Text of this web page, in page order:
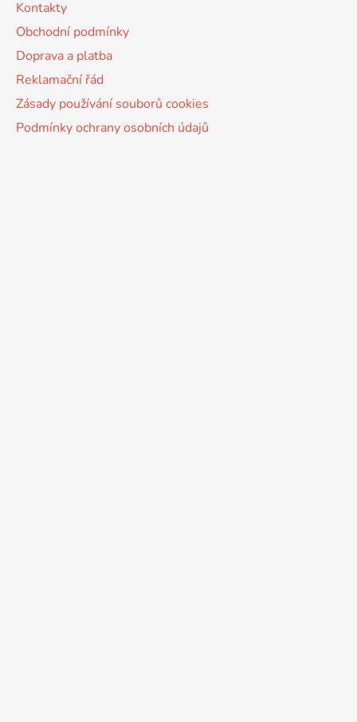
Kontakty
Obchodní podmínky
Doprava a platba
Reklamační řád
Zásady používání souborů cookies
Podmínky ochrany osobních údajů